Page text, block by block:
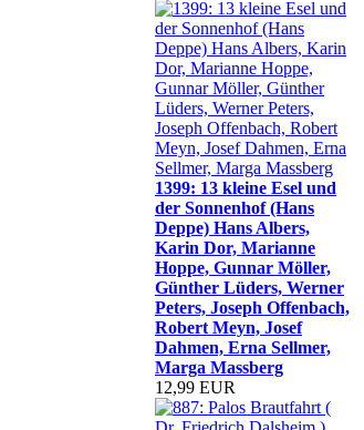
1399: 13 kleine Esel und
der Sonnenhof (Hans
Deppe) Hans Albers,
Karin Dor, Marianne
Hoppe, Gunnar Möller,
Günther Lüders, Werner
Peters, Joseph Offenbach,
Robert Meyn, Josef
Dahmen, Erna Sellmer,
Marga Massberg
12,99 EUR